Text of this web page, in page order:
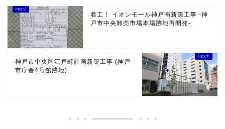
着工！ イオンモール神戸南新築工事 -神
戸市中央卸売市場本場跡地再開発-
神戸市中央区江戸町計画新築工事 (神戸
市庁舎4号館跡地)